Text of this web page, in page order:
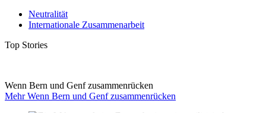
Neutralität
Internationale Zusammenarbeit
Top Stories
Wenn Bern und Genf zusammenrücken
Mehr Wenn Bern und Genf zusammenrücken